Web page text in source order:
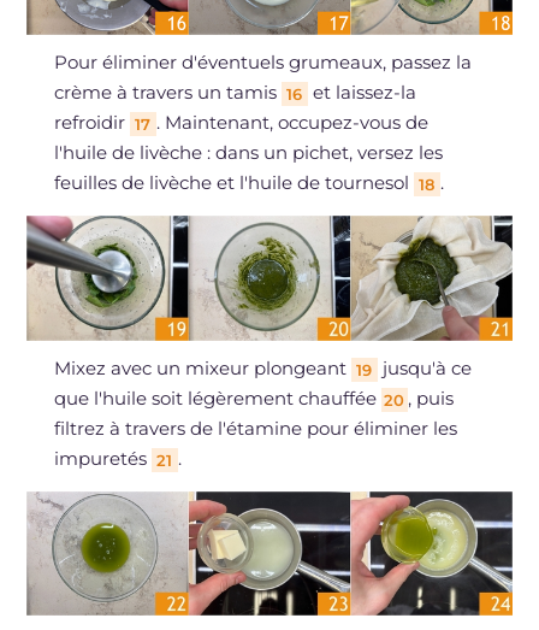
Pour éliminer d'éventuels grumeaux, passez la
crème à travers un tamis 16 et laissez-la
refroidir 17 . Maintenant, occupez-vous de
l'huile de livèche : dans un pichet, versez les
feuilles de livèche et l'huile de tournesol 18 .
Mixez avec un mixeur plongeant 19
jusqu'à ce
que l'huile soit légèrement chauffée 20 , puis
filtrez à travers de l'étamine pour éliminer les
impuretés 21 .